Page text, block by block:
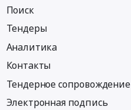
Поиск
Тендеры
Аналитика
Контакты
Тендерное сопровождение
Электронная подпись